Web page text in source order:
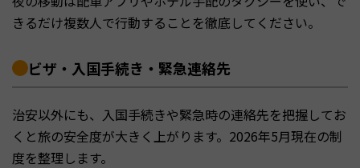
きるだけ複数人で行動することを徹底してください。
ビザ・入国手続き・緊急連絡先
治安以外にも、入国手続きや緊急時の連絡先を把握してお
くと旅の安全度が大きく上がります。2026年5月現在の制
度を整理します。